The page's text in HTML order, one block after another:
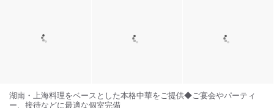
湖南・上海料理をベースとした本格中華をご提供◆ご宴会やパーティ
ー、接待などに最適な個室完備